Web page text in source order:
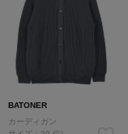
BATONER
カーディガン